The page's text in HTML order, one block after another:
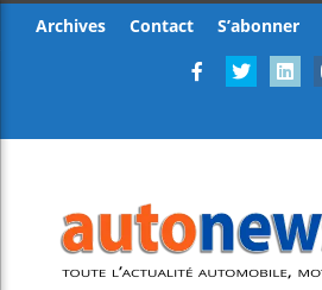
Archives Contact S’abonner